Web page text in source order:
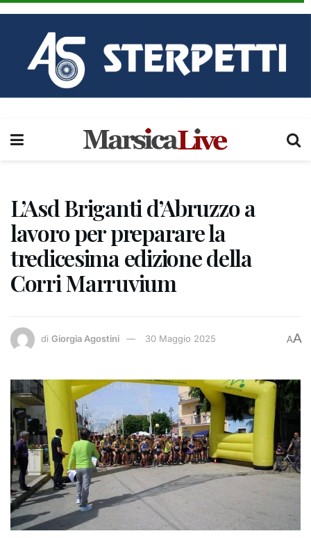
L’Asd Briganti d’Abruzzo a
lavoro per preparare la
tredicesima edizione della
Corri Marruvium
di Giorgia Agostini 30 Maggio 2025 AA